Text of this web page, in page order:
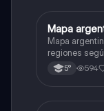
Geografía
Mapa
Mapa
regiones
limitrofes
5° 594